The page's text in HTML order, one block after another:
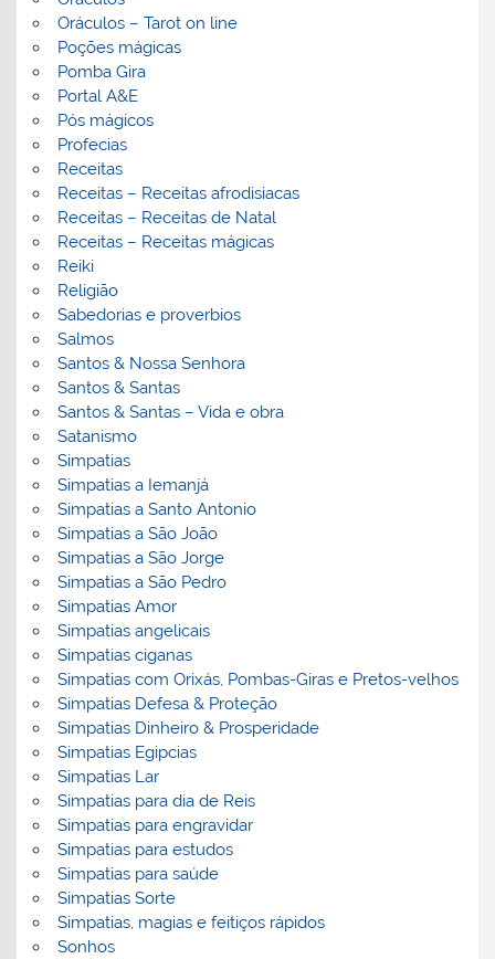
Oráculos – Tarot on line
Poções mágicas
Pomba Gira
Portal A&E
Pós mágicos
Profecias
Receitas
Receitas – Receitas afrodisiacas
Receitas – Receitas de Natal
Receitas – Receitas mágicas
Reiki
Religião
Sabedorias e proverbios
Salmos
Santos & Nossa Senhora
Santos & Santas
Santos & Santas – Vida e obra
Satanismo
Simpatias
Simpatias a Iemanjá
Simpatias a Santo Antonio
Simpatias a São João
Simpatias a São Jorge
Simpatias a São Pedro
Simpatias Amor
Simpatias angelicais
Simpatias ciganas
Simpatias com Orixás, Pombas-Giras e Pretos-velhos
Simpatias Defesa & Proteção
Simpatias Dinheiro & Prosperidade
Simpatias Egipcias
Simpatias Lar
Simpatias para dia de Reis
Simpatias para engravidar
Simpatias para estudos
Simpatias para saúde
Simpatias Sorte
Simpatias, magias e feitiços rápidos
Sonhos